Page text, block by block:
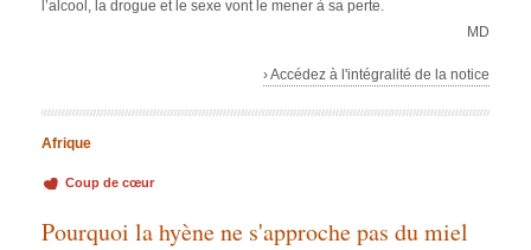
l’alcool, la drogue et le sexe vont le mener à sa perte.
MD
› Accédez à l'intégralité de la notice
Afrique
Coup de cœur
Pourquoi la hyène ne s'approche pas du miel